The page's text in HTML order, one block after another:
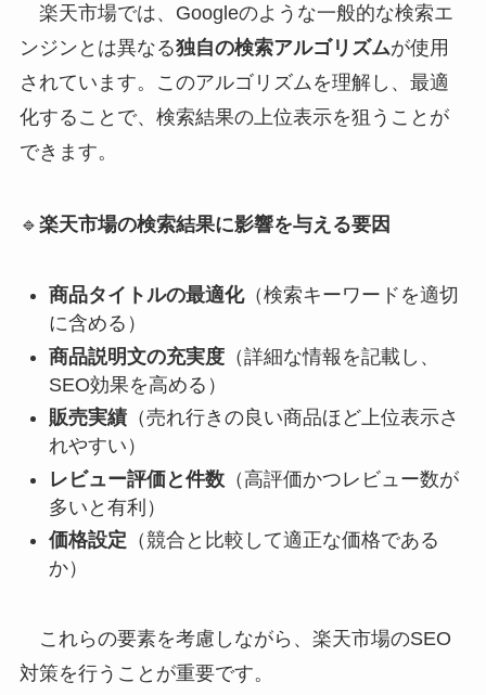
楽天市場では、Googleのような一般的な検索エ
ンジンとは異なる独自の検索アルゴリズムが使用
されています。このアルゴリズムを理解し、最適
化することで、検索結果の上位表示を狙うことが
できます。
🔹 楽天市場の検索結果に影響を与える要因
商品タイトルの最適化（検索キーワードを適切
に含める）
商品説明文の充実度（詳細な情報を記載し、
SEO効果を高める）
販売実績（売れ行きの良い商品ほど上位表示さ
れやすい）
レビュー評価と件数（高評価かつレビュー数が
多いと有利）
価格設定 （競合と比較して適正な価格である
か）
これらの要素を考慮しながら、楽天市場のSEO
対策を行うことが重要です。